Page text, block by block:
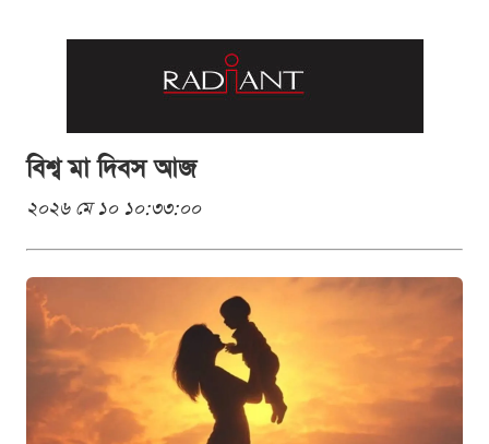
বিশ্ব মা দিবস আজ
২০২৬ মে ১০ ১০:৩৩:০০